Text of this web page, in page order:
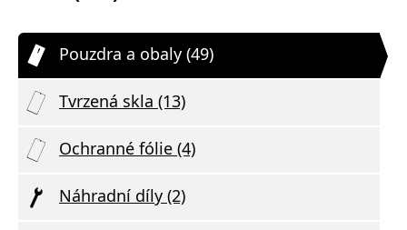
Pouzdra a obaly (49)
Tvrzená skla (13)
Ochranné fólie (4)
Náhradní díly (2)